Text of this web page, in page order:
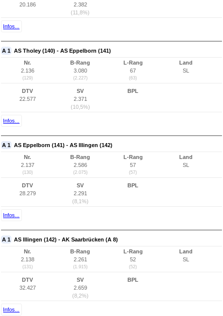
20.186
2.382
(11,8%)
Infos...
A 1 AS Tholey (140) - AS Eppelborn (141)
Nr.
2.136
(129)
B-Rang
3.080
(2.227)
L-Rang
67
(63)
Land
SL
DTV
22.577
SV
2.371
(10,5%)
BPL
Infos...
A 1 AS Eppelborn (141) - AS Illingen (142)
Nr.
2.137
(130)
B-Rang
2.586
(2.075)
L-Rang
57
(57)
Land
SL
DTV
28.279
SV
2.291
(8,1%)
BPL
Infos...
A 1 AS Illingen (142) - AK Saarbrücken (A 8)
Nr.
2.138
(131)
B-Rang
2.261
(1.915)
L-Rang
52
(52)
Land
SL
DTV
32.427
SV
2.659
(8,2%)
BPL
Infos...